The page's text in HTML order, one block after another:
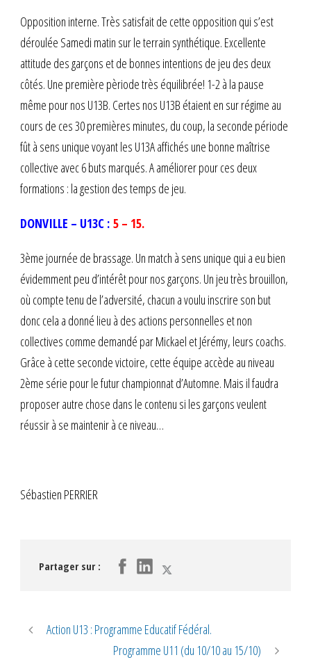
Opposition interne. Très satisfait de cette opposition qui s’est
déroulée Samedi matin sur le terrain synthétique. Excellente
attitude des garçons et de bonnes intentions de jeu des deux
côtés. Une première pèriode très équilibrée! 1-2 à la pause
même pour nos U13B. Certes nos U13B étaient en sur régime au
cours de ces 30 premières minutes, du coup, la seconde période
fût à sens unique voyant les U13A affichés une bonne maîtrise
collective avec 6 buts marqués. A améliorer pour ces deux
formations : la gestion des temps de jeu.
DONVILLE – U13C : 5 – 15.
3ème journée de brassage. Un match à sens unique qui a eu bien
évidemment peu d’intérêt pour nos garçons. Un jeu très brouillon,
où compte tenu de l’adversité, chacun a voulu inscrire son but
donc cela a donné lieu à des actions personnelles et non
collectives comme demandé par Mickael et Jérémy, leurs coachs.
Grâce à cette seconde victoire, cette équipe accède au niveau
2ème série pour le futur championnat d’Automne. Mais il faudra
proposer autre chose dans le contenu si les garçons veulent
réussir à se maintenir à ce niveau…
Sébastien PERRIER
Partager sur :
Action U13 : Programme Educatif Fédéral.
Programme U11 (du 10/10 au 15/10)